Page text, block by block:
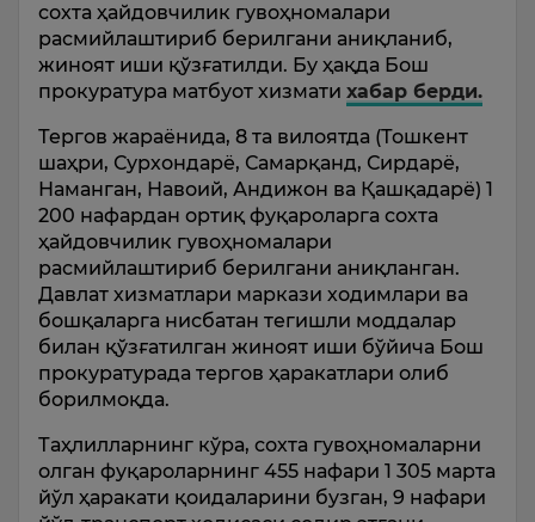
сохта ҳайдовчилик гувоҳномалари
расмийлаштириб берилгани аниқланиб,
жиноят иши қўзғатилди. Бу ҳақда Бош
прокуратура матбуот хизмати хабар берди.
Тергов жараёнида, 8 та вилоятда (Тошкент
шаҳри, Сурхондарё, Самарқанд, Сирдарё,
Наманган, Навоий, Андижон ва Қашқадарё) 1
200 нафардан ортиқ фуқароларга сохта
ҳайдовчилик гувоҳномалари
расмийлаштириб берилгани аниқланган.
Давлат хизматлари маркази ходимлари ва
бошқаларга нисбатан тегишли моддалар
билан қўзғатилган жиноят иши бўйича Бош
прокуратурада тергов ҳаракатлари олиб
борилмоқда.
Таҳлилларнинг кўра, сохта гувоҳномаларни
олган фуқароларнинг 455 нафари 1 305 марта
йўл ҳаракати қоидаларини бузган, 9 нафари